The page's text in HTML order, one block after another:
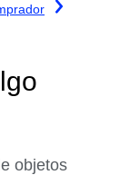
objetos